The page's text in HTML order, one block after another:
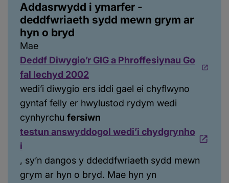
Addasrwydd i ymarfer -
deddfwriaeth sydd mewn grym ar
hyn o bryd
Mae
Deddf Diwygio’r GIG a Phroffesiynau Go
fal Iechyd 2002
wedi’i diwygio ers iddi gael ei chyflwyno
gyntaf felly er hwylustod rydym wedi
cynhyrchu fersiwn
testun answyddogol wedi’i chydgrynho
i
, sy’n dangos y ddeddfwriaeth sydd mewn
grym ar hyn o bryd. Mae hyn yn